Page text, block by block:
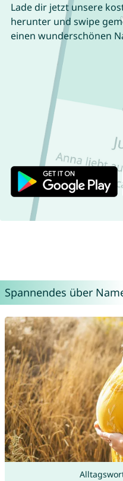
Lade dir jetzt unsere
herunter und swipe
einen wunderschönen
Spannendes über